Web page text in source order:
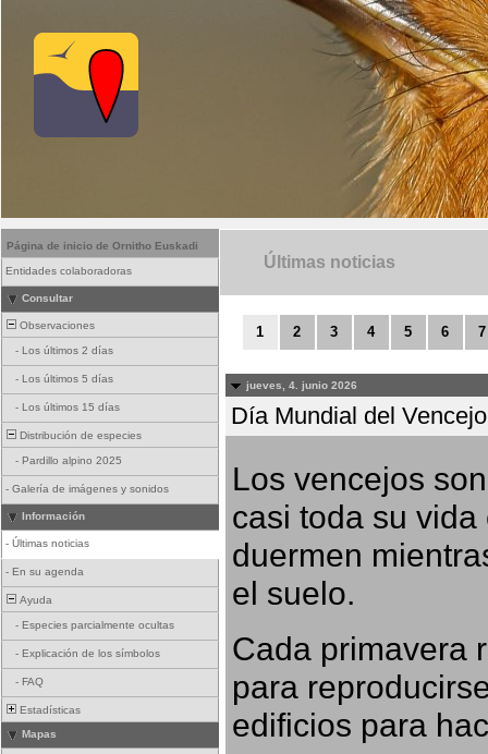
Página de inicio de Ornitho Euskadi
Entidades colaboradoras
Consultar
Observaciones
- Los últimos 2 días
- Los últimos 5 días
- Los últimos 15 días
Distribución de especies
- Pardillo alpino 2025
- Galería de imágenes y sonidos
Información
- Últimas noticias
- En su agenda
Ayuda
- Especies parcialmente ocultas
- Explicación de los símbolos
- FAQ
Estadísticas
Mapas
Últimas noticias
1 2 3 4 5 6 7
jueves, 4. junio 2026
Día Mundial del
Los vencejos
casi toda su
duermen
el suelo.
Cada primavera
para
edificios para